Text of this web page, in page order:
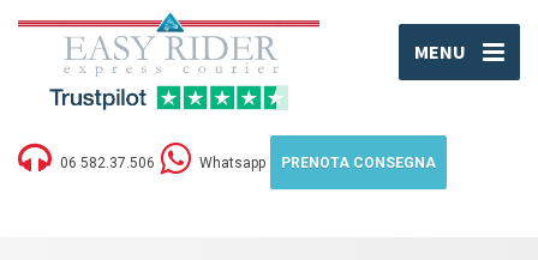
MENU
06 582.37.506 Whatsapp PRENOTA CONSEGNA